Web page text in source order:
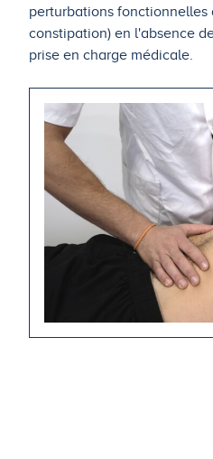
perturbations fonctionnelles
constipation) en l'absence
prise en charge médicale.